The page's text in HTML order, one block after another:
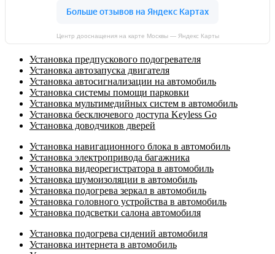
Центр дооснащения на карте Москвы — Яндекс Карты
Установка предпускового подогревателя
Установка автозапуска двигателя
Установка автосигнализации на автомобиль
Установка системы помощи парковки
Установка мультимедийных систем в автомобиль
Установка бесключевого доступа Keyless Go
Установка доводчиков дверей
Установка навигационного блока в автомобиль
Установка электропривода багажника
Установка видеорегистратора в автомобиль
Установка шумоизоляции в автомобиль
Установка подогрева зеркал в автомобиль
Установка головного устройства в автомобиль
Установка подсветки салона автомобиля
Установка подогрева сидений автомобиля
Установка интернета в автомобиль